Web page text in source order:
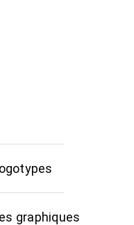
graphiques